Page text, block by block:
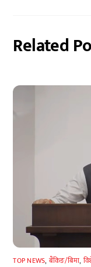
Related
TOP NEWS, बैंकिङ/बिमा,